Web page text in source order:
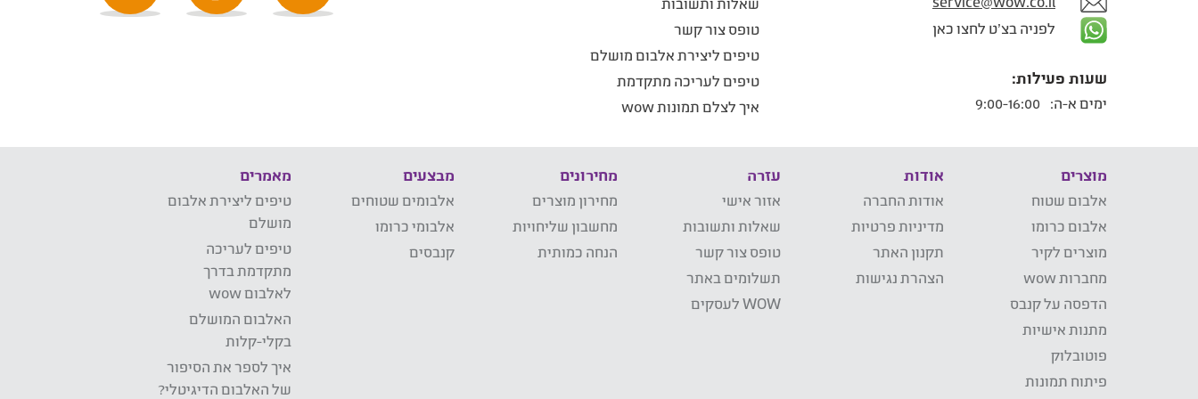
לפניה בצ'ט לחצו כאן
שעות פעילות:
ימים א-ה:
טופס צור קשר
טיפים ליצירת אלבום מושלם
טיפים לעריכה מתקדמת
איך לצלם תמונות wow
מוצרים
אלבום שטוח
אלבום כרומו
מוצרים לקיר
מחברות wow
הדפסה על קנבס
מתנות אישיות
פוטובלוק
פיתוח תמונות
אודות
אודות החברה
מדיניות פרטיות
תקנון האתר
הצהרת נגישות
עזרה
אזור אישי
שאלות ותשובות
טופס צור קשר
תשלומים באתר
WOW לעסקים
מחירונים
מחירון מוצרים
מחשבון שליחויות
הנחה כמותית
מבצעים
אלבומים שטוחים
אלבומי כרומו
קנבסים
מאמרים
טיפים ליצירת אלבום
מושלם
טיפים לעריכה
מתקדמת בדרך
לאלבום wow
האלבום המושלם
בקלי-קלות
איך לספר את הסיפור
של האלבום הדיגיטלי?